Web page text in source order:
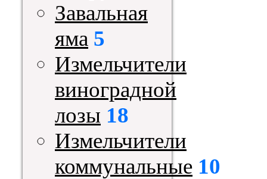
Завальная
яма 5
Измельчители
виноградной
лозы 18
Измельчители
коммунальные 10